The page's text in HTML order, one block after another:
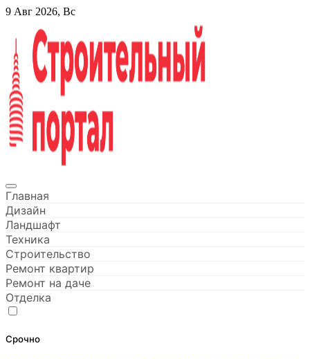
Перейти
содержанию
9 Авг 2026, Вс
Строительный портал
Главная
Дизайн
Ландшафт
Техника
Строительство
Ремонт квартир
Ремонт на даче
Отделка
Срочно